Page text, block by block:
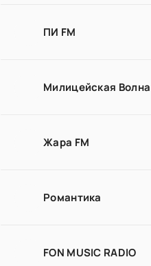
ПИ FM
Милицейская Волна
Жара FM
Романтика
FON MUSIC RADIO